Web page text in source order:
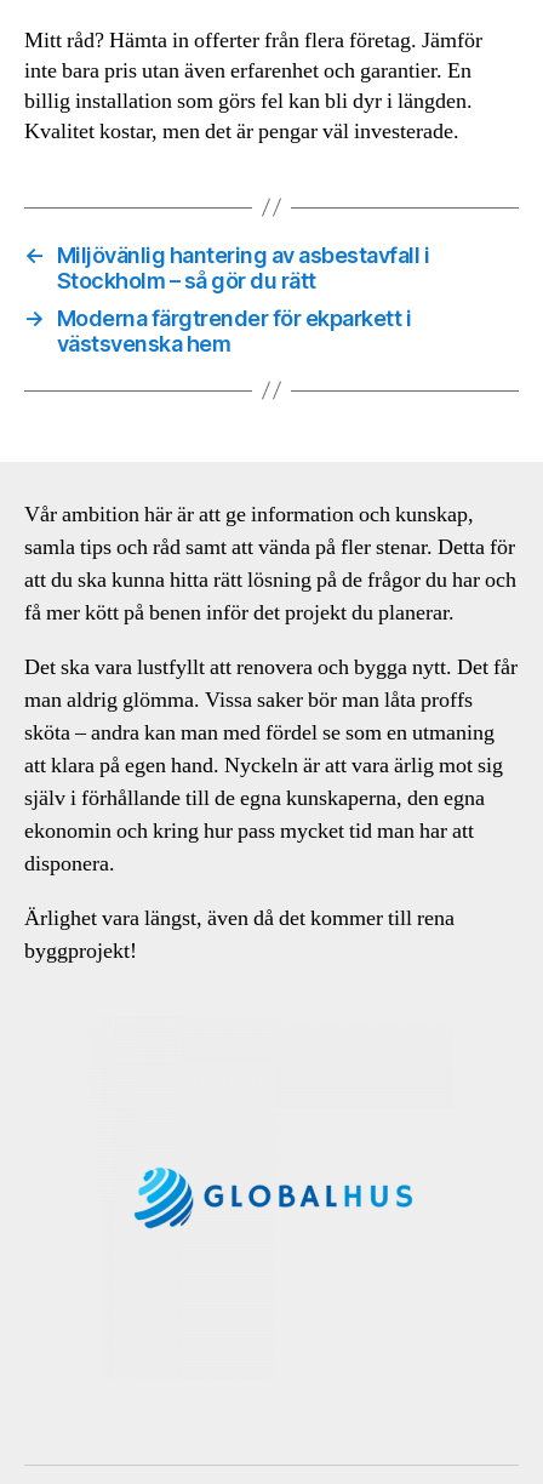
Mitt råd? Hämta in offerter från flera företag. Jämför
inte bara pris utan även erfarenhet och garantier. En
billig installation som görs fel kan bli dyr i längden.
Kvalitet kostar, men det är pengar väl investerade.
←
Miljövänlig hantering av asbestavfall i
Stockholm – så gör du rätt
→
Moderna färgtrender för ekparkett i
västsvenska hem
Vår ambition här är att ge information och kunskap,
samla tips och råd samt att vända på fler stenar. Detta för
att du ska kunna hitta rätt lösning på de frågor du har och
få mer kött på benen inför det projekt du planerar.
Det ska vara lustfyllt att renovera och bygga nytt. Det får
man aldrig glömma. Vissa saker bör man låta proffs
sköta – andra kan man med fördel se som en utmaning
att klara på egen hand. Nyckeln är att vara ärlig mot sig
själv i förhållande till de egna kunskaperna, den egna
ekonomin och kring hur pass mycket tid man har att
disponera.
Ärlighet vara längst, även då det kommer till rena
byggprojekt!